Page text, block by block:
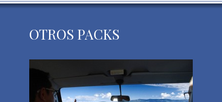
OTROS PACKS